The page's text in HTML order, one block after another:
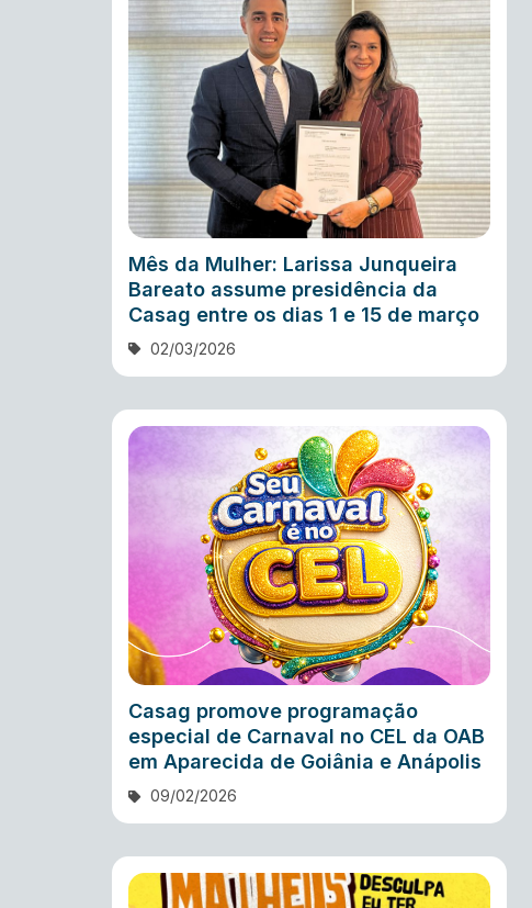
Mês da Mulher: Larissa Junqueira
Bareato assume presidência da
Casag entre os dias 1 e 15 de março
02/03/2026
Casag promove programação
especial de Carnaval no CEL da OAB
em Aparecida de Goiânia e Anápolis
09/02/2026